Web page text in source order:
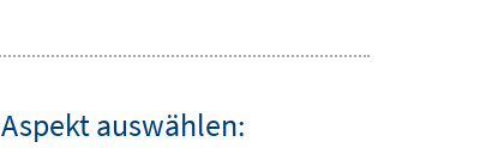
Aspekt auswählen: